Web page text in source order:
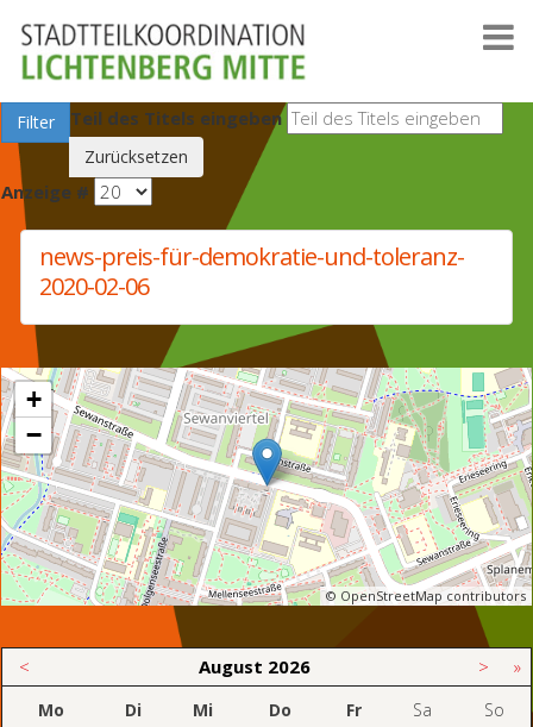
Teil des Titels eingeben
Filter
Zurücksetzen
Anzeige #
news-preis-für-demokratie-und-toleranz-
2020-02-06
+
−
© OpenStreetMap contributors
< August 2026 > »
Mo Di Mi Do Fr Sa
So